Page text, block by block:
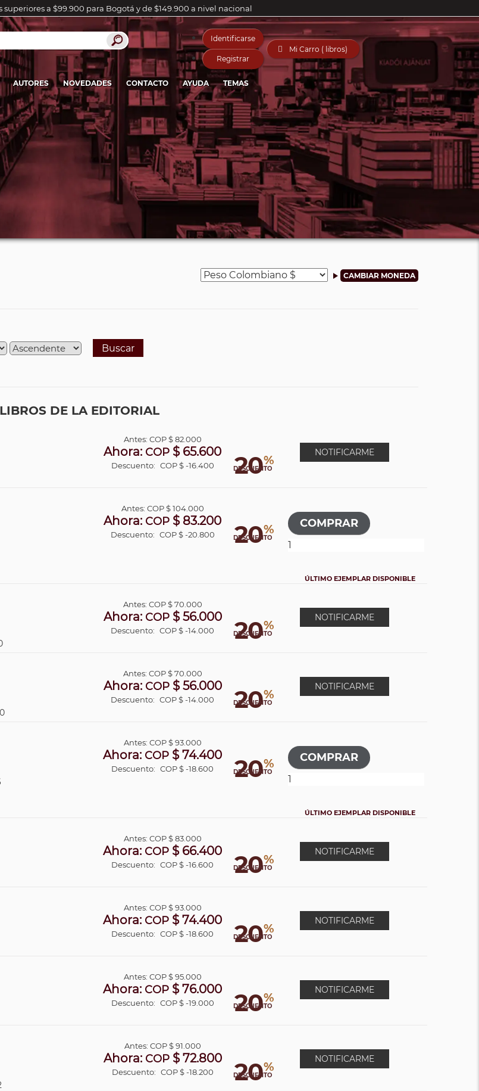
superiores a $99.900 para Bogotá y de $149.900 a nivel nacional
Identificarse
Registrar
 Mi Carro ( libros)
AUTORES NOVEDADES CONTACTO AYUDA TEMAS
Buscar
LIBROS DE LA EDITORIAL
20%
DESCUENTO
Antes: COP$ 82.000
Ahora: COP $ 65.600
Descuento: COP $ -16.400
NOTIFICARME
20%
DESCUENTO
Antes: COP$ 104.000
Ahora: COP $ 83.200
Descuento: COP $ -20.800
ÚLTIMO EJEMPLAR DISPONIBLE
20%
DESCUENTO
Antes: COP$ 70.000
Ahora: COP$ 56.000
Descuento: COP $ -14.000
NOTIFICARME
20%
DESCUENTO
Antes: COP$ 70.000
Ahora: COP$ 56.000
Descuento: COP $ -14.000
NOTIFICARME
20%
DESCUENTO
Antes: COP$ 93.000
Ahora: COP $ 74.400
Descuento: COP $ -18.600
ÚLTIMO EJEMPLAR DISPONIBLE
20%
DESCUENTO
Antes: COP$ 83.000
Ahora: COP $ 66.400
Descuento: COP $ -16.600
NOTIFICARME
20%
DESCUENTO
Antes: COP$ 93.000
Ahora: COP $ 74.400
Descuento: COP $ -18.600
NOTIFICARME
20%
DESCUENTO
Antes: COP$ 95.000
Ahora: COP $ 76.000
Descuento: COP $ -19.000
NOTIFICARME
20%
DESCUENTO
Antes: COP$ 91.000
Ahora: COP$ 72.800
Descuento: COP $ -18.200
NOTIFICARME